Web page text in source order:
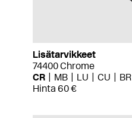
Lisätarvikkeet
74400 Chrome
CR
MB LU CU BR
Hinta 60 €